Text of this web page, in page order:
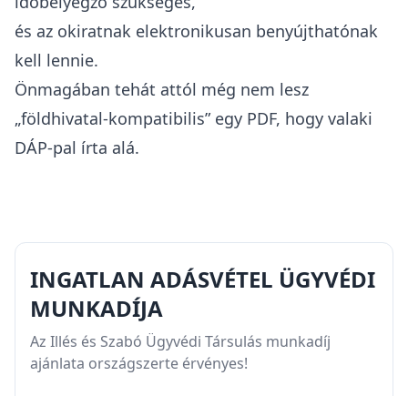
és az okiratnak elektronikusan benyújthatónak
kell lennie.
Önmagában tehát attól még nem lesz
„földhivatal-kompatibilis” egy PDF, hogy valaki
DÁP-pal írta alá.
INGATLAN ADÁSVÉTEL ÜGYVÉDI
MUNKADÍJA
Az Illés és Szabó Ügyvédi Társulás munkadíj
ajánlata országszerte érvényes!